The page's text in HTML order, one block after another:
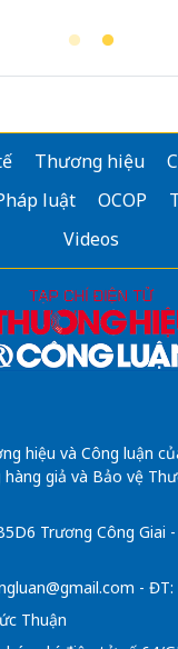
Thương hiệu
luật
OCOP
Videos
hiệu và Công luận
hàng giả và Bảo vệ
Trương Công Giai
- ĐT:
Thuận